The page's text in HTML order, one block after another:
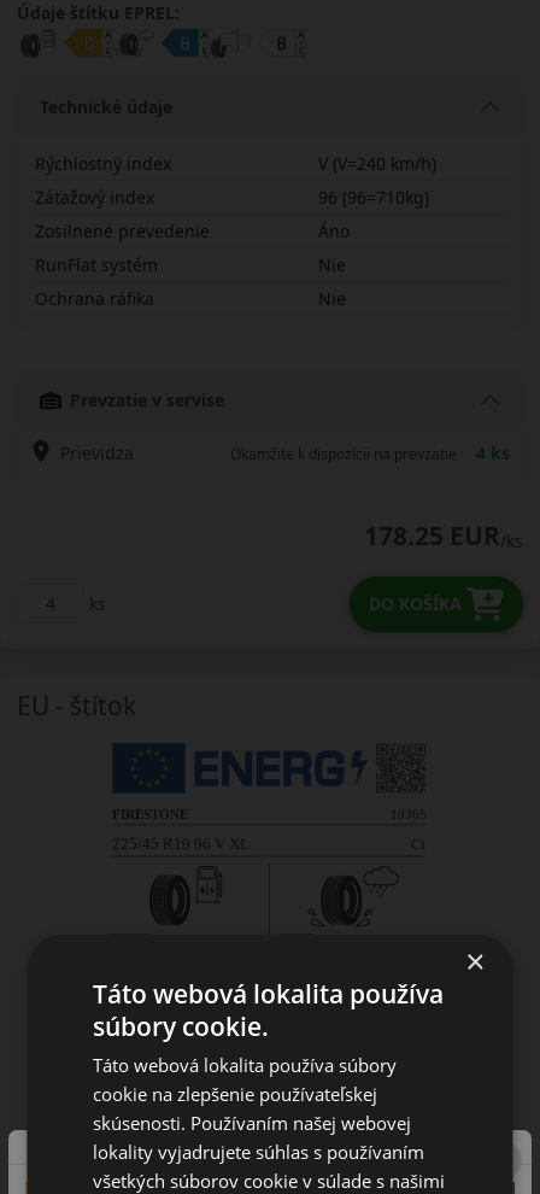
Údaje štítku EPREL:
Technické údaje
Rýchlostný index
V (V=240 km/h)
Záťažový index
96 (96=710kg)
Zosilnené prevedenie
Áno
RunFlat systém
Nie
Ochrana ráfika
Nie
Prevzatie v servise
Prievidza Okamžite k dispozícii na prevzatie 4 ks
178.25 EUR/ks
ks DO KOŠÍKA
EU - štítok
×
Táto webová lokalita používa
súbory cookie.
Táto webová lokalita používa súbory
cookie na zlepšenie používateľskej
skúsenosti. Používaním našej webovej
lokality vyjadrujete súhlas s používaním
všetkých súborov cookie v súlade s našimi